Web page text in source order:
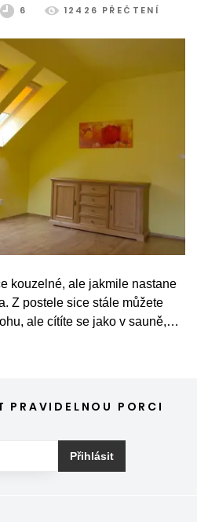
6 12426 PŘEČTENÍ
kouzelné, ale jakmile nastane
Z postele sice stále můžete
ale cítíte se jako v sauně,
PRAVIDELNOU PORCI
Přihlásit